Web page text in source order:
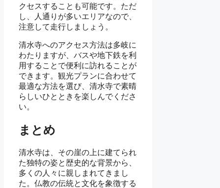
クセスすることも可能です。ただ
し、人通りが多いエリアなので、
注意して走行しましょう。
清水寺へのアクセス方法は多岐に
わたりますが、バスや地下鉄を利
用することで便利に訪れることが
できます。観光プランに合わせて
最適な方法を選び、清水寺で素晴
らしいひとときを楽しんでくださ
い。
まとめ
清水寺は、その崖の上に建てられ
た独特の姿と歴史的な背景から、
多くの人々に親しまれてきまし
た。仏教の伝統と文化を象徴する